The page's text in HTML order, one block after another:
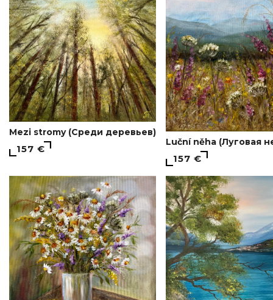
Mezi stromy (Среди деревьев)
157 €
Luční něha (Луговая
157 €